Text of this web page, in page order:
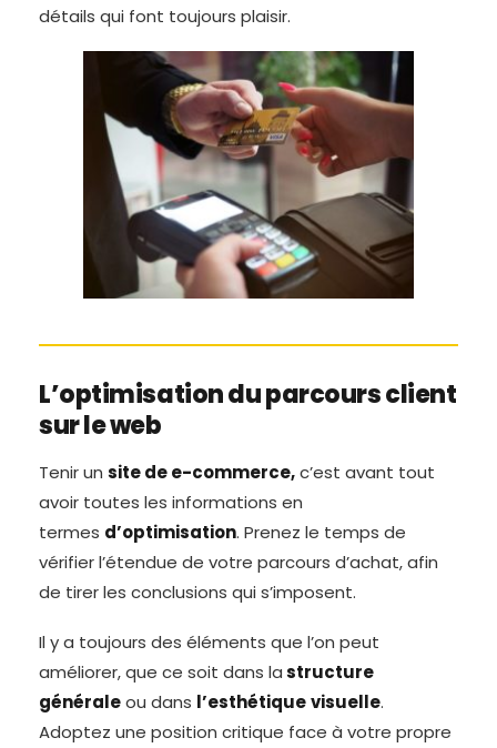
détails qui font toujours plaisir.
L’optimisation du parcours client
sur le web
Tenir un site de e-commerce,c’est avant tout
avoir toutes les informations en
termes d’optimisation. Prenez le temps de
vérifier l’étendue de votre parcours d’achat, afin
de tirer les conclusions qui s’imposent.
Il y a toujours des éléments que l’on peut
améliorer, que ce soit dans lastructure
généraleou dans l’esthétiquevisuelle.
Adoptez une position critique face à votre propre